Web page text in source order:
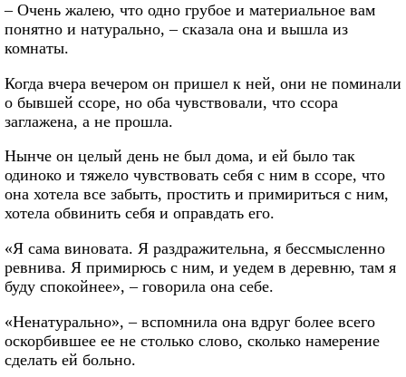
– Очень жалею, что одно грубое и материальное вам
понятно и натурально, – сказала она и вышла из
комнаты.
Когда вчера вечером он пришел к ней, они не поминали
о бывшей ссоре, но оба чувствовали, что ссора
заглажена, а не прошла.
Нынче он целый день не был дома, и ей было так
одиноко и тяжело чувствовать себя с ним в ссоре, что
она хотела все забыть, простить и примириться с ним,
хотела обвинить себя и оправдать его.
«Я сама виновата. Я раздражительна, я бессмысленно
ревнива. Я примирюсь с ним, и уедем в деревню, там я
буду спокойнее», – говорила она себе.
«Ненатурально», – вспомнила она вдруг более всего
оскорбившее ее не столько слово, сколько намерение
сделать ей больно.